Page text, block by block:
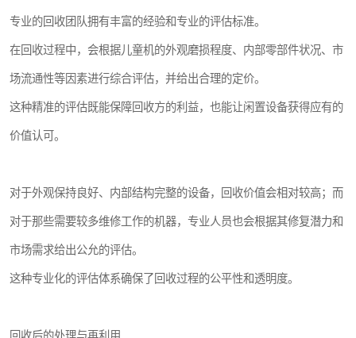
专业的回收团队拥有丰富的经验和专业的评估标准。
在回收过程中，会根据儿童机的外观磨损程度、内部零部件状况、市
场流通性等因素进行综合评估，并给出合理的定价。
这种精准的评估既能保障回收方的利益，也能让闲置设备获得应有的
价值认可。
对于外观保持良好、内部结构完整的设备，回收价值会相对较高；而
对于那些需要较多维修工作的机器，专业人员也会根据其修复潜力和
市场需求给出公允的评估。
这种专业化的评估体系确保了回收过程的公平性和透明度。